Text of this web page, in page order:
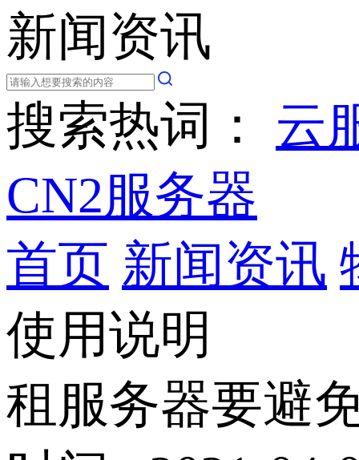
新闻资讯
搜索热词： 云
CN2服务器
首页 新闻资讯
使用说明
租服务器要避